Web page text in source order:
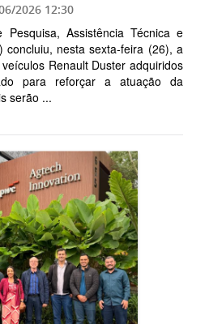
2026 12:30
Assistência Técnica e
concluiu, nesta sexta-feira (26), a
Renault Duster adquiridos
para reforçar a atuação da
serão ...